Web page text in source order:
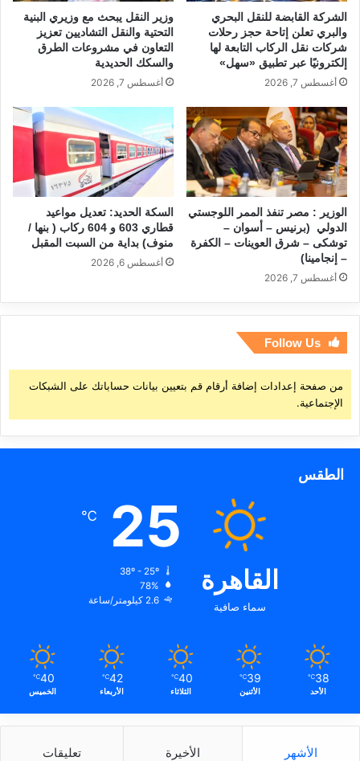
الشركة القابضة للنقل البحري
والبري تعلن إتاحة حجز رحلات
شركات نقل الركاب التابعة لها
إلكترونيًا عبر تطبيق «سهل»
أغسطس 7, 2026
وزير النقل يبحث مع وزيري البنية
التحتية والنقل التشاديين تعزيز
التعاون في مشروعات الطرق
والسكك الحديدية
أغسطس 7, 2026
الوزير : مصر تنفذ الممر اللوجستي
الدولي (برنيس – أسوان –
توشكى – شرق العوينات – الكفرة
– إنجامينا)
أغسطس 7, 2026
السكة الحديد: تعديل مواعيد
قطاري 603 و 604 ركاب ( بنها /
منوف) بداية من السبت المقبل
أغسطس 6, 2026
Follow Us
من صفحة إعدادات إضافة أرقام قم بتعيين بيانات حساباتك على الشبكات
الإجتماعية.
الطقس
القاهرة
سماء صافية
25
℃
78%
2.6 كيلومتر/ساعة
38
℃
الأحد
39
℃
الأثنين
40
℃
الثلاثاء
42
℃
الأربعاء
40
℃
الخميس
الأشهر الأخيرة تعليقات